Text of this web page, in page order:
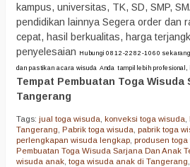
kampus, universitas, TK, SD, SMP,
pendidikan lainnya Segera order dan
cepat, hasil berkualitas, harga
penyelesaian Hubungi 0812-2282-1060
dan pastikan acara wisuda Anda tampil lebih profesional,
Tempat Pembuatan Toga Wisuda
Tangerang
Tags: jual toga wisuda konveksi toga wisuda
Tangerang Pabrik toga wisuda pabrik toga
perlengkapan wisuda lengkap produsen
Pembuatan Toga Wisuda Sarjana Dan Anak
wisuda anak toga wisuda anak di Tangerang